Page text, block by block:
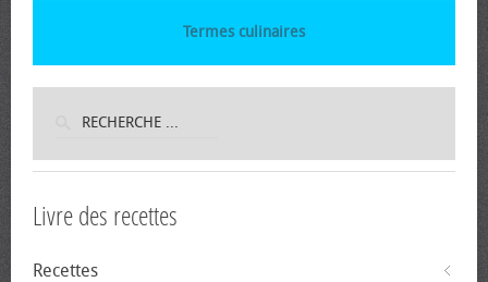
Termes culinaires
Livre des recettes
Recettes